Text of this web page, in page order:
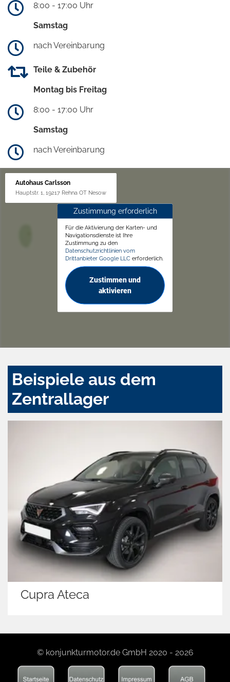
8:00 - 17:00 Uhr
Samstag
nach Vereinbarung
Teile & Zubehör
Montag bis Freitag
8:00 - 17:00 Uhr
Samstag
nach Vereinbarung
Autohaus Carlsson
Hauptstr. 1, 19217 Rehna OT Nesow
Zustimmung erforderlich
Für die Aktivierung der Karten- und
Navigationsdienste ist Ihre
Zustimmung zu den
Datenschutzrichtlinien vom
Drittanbieter Google LLC erforderlich.
Zustimmen und
aktivieren
Beispiele aus dem
Zentrallager
Cupra Ateca
© konjunkturmotor.de GmbH 2020 - 2026